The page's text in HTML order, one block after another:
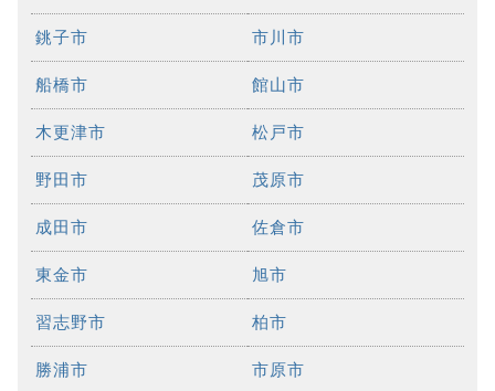
銚子市 市川市
船橋市 館山市
木更津市 松戸市
野田市 茂原市
成田市 佐倉市
東金市 旭市
習志野市 柏市
勝浦市 市原市